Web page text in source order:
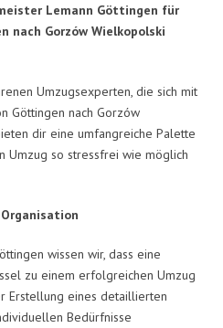
Lemann Göttingen für
nach Gorzów Wielkopolski
Umzugsexperten, die sich mit
Göttingen nach Gorzów
dir eine umfangreiche Palette
Umzug so stressfrei wie möglich
wissen wir, dass eine
zu einem erfolgreichen Umzug
Erstellung eines detaillierten
Bedürfnisse